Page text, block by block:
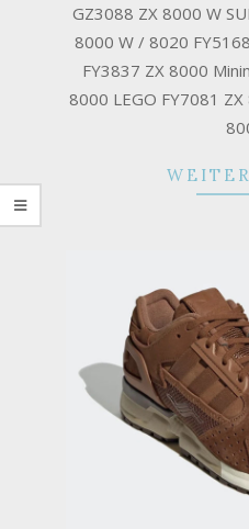
GZ3088 ZX 8000 W
8000 W / 8020
FY3837 ZX 8000
8000 LEGO FY7081